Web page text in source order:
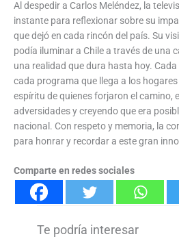
Al despedir a Carlos Meléndez, la
instante para reflexionar sobre su
que dejó en cada rincón del país. Su
podía iluminar a Chile a través de una
una realidad que dura hasta hoy.
cada programa que llega a los
espíritu de quienes forjaron el camino,
adversidades y creyendo que era
nacional. Con respeto y memoria, la
para honrar y recordar a este gran
Comparte en redes sociales